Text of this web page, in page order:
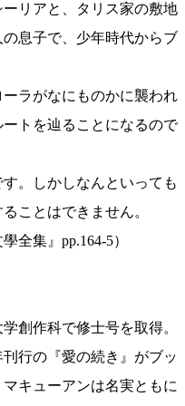
リアと、タリス家の敷地
息子で、少年時代からブ
ラがなにものかに襲われ
トを辿ることになるので
。しかしなんといっても
ことはできません。
全集』pp.164-5）
創作科で修士号を取得。
行の『愛の続き』がブッ
キューアンは名実ともに